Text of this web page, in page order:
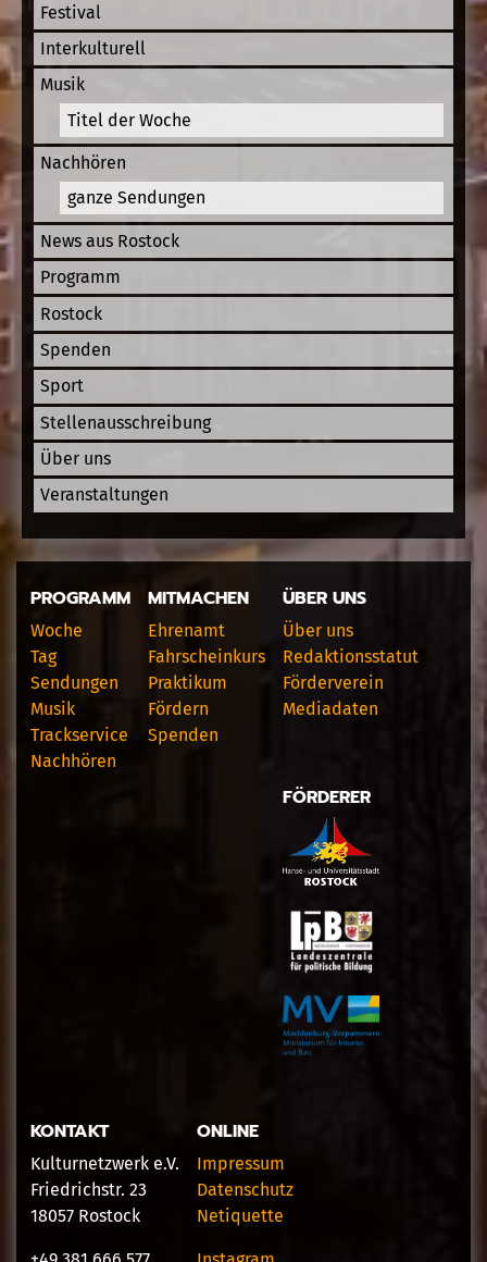
Festival
Interkulturell
Musik
Titel der Woche
Nachhören
ganze Sendungen
News aus Rostock
Programm
Rostock
Spenden
Sport
Stellenausschreibung
Über uns
Veranstaltungen
PROGRAMM
Woche
Tag
Sendungen
Musik
Trackservice
Nachhören
MITMACHEN
Ehrenamt
Fahrscheinkurs
Praktikum
Fördern
Spenden
ÜBER UNS
Über uns
Redaktionsstatut
Förderverein
Mediadaten
FÖRDERER
KONTAKT
Kulturnetzwerk e.V.
Friedrichstr. 23
18057 Rostock
ONLINE
Impressum
Datenschutz
Netiquette